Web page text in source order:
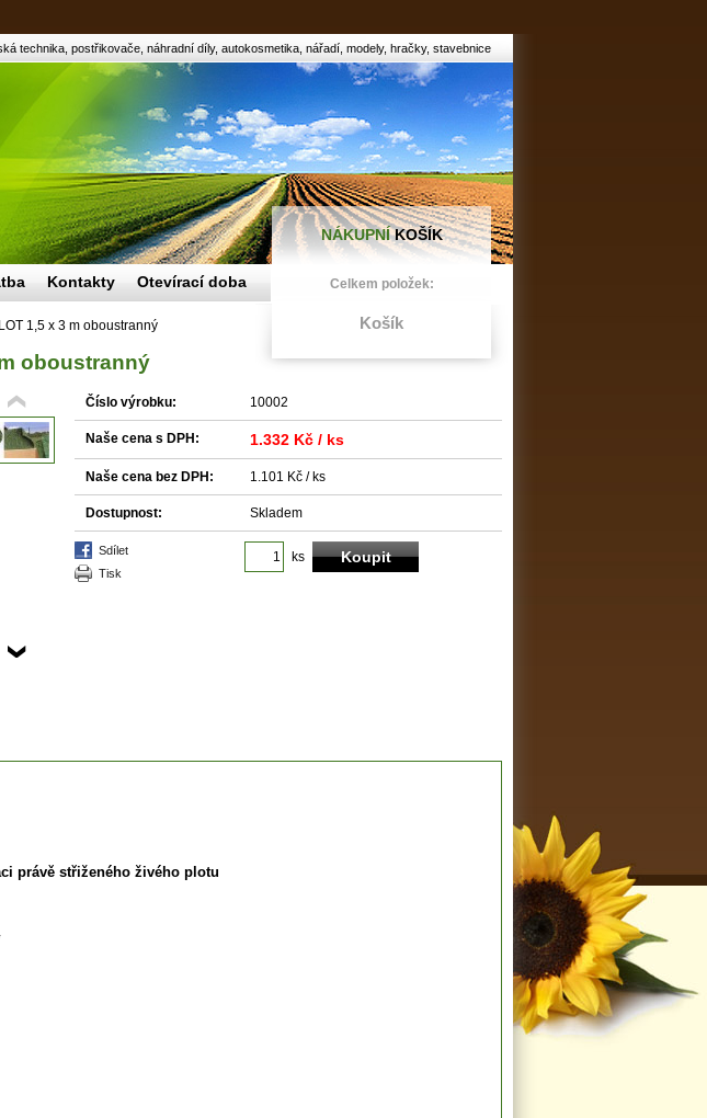
technika, postřikovače, náhradní díly, autokosmetika, nářadí, modely, hračky, stavebnice
1,5 x 3 m oboustranný
oboustranný
Číslo výrobku: 10002
Naše cena s DPH: 1.332 Kč / ks
Naše cena bez DPH: 1.101 Kč / ks
Dostupnost: Skladem
sdílet
tisk
ks
právě střiženého živého plotu
NÁKUPNÍKOŠÍK
Celkem položek:
Košík
Kontakty Otevírací doba